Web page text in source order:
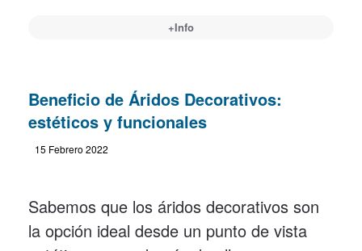
+Info
Beneficio de Áridos Decorativos:
estéticos y funcionales
15 Febrero 2022
Sabemos que los áridos decorativos son
la opción ideal desde un punto de vista